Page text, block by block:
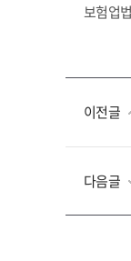
보험업
이전글
다음글